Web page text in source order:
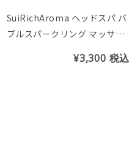
SuiRichAroma ヘッドスパ バ
ブルスパークリング マッサー
¥3,300 税込